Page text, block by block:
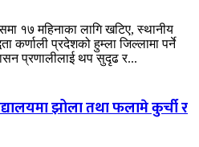
१७ महिनाका लागि खटिए, स्थानीय
कर्णाली प्रदेशको हुम्ला जिल्लामा पर्ने
प्रणालीलाई थप सुदृढ र...
झोला तथा फलामे कुर्ची र